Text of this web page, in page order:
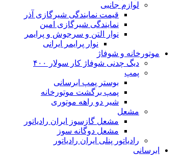
لوازم جانبی
قیمت نمایندگی شیرگازی آذر
نمایندگی شیرگازی امین
نوار التن و سرجوش و پرایمر
نوار پرایمر ایرانی
موتورخانه و شوفاژ
دیگ چدنی شوفاژ کار سولار ۴۰۰
پمپ
بوستر پمپ ابرسانی
پمپ برگشت موتورخانه
شیر دو راهه موتوری
مشعل
مشعل گازسوز ایران رادیاتور
مشعل دوگانه سوز
رادیاتور پنلی ایران رادیاتور
ابرسانی